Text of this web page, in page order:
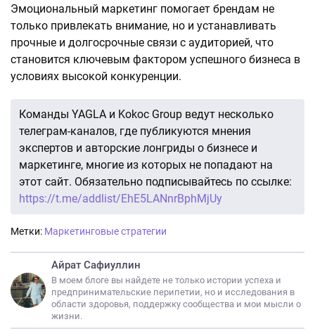
Эмоциональный маркетинг помогает брендам не
только привлекать внимание, но и устанавливать
прочные и долгосрочные связи с аудиторией, что
становится ключевым фактором успешного бизнеса в
условиях высокой конкуренции.
Команды YAGLA и Kokoc Group ведут несколько
телеграм-каналов, где публикуются мнения
экспертов и авторские лонгриды о бизнесе и
маркетинге, многие из которых не попадают на
этот сайт. Обязательно подписывайтесь по ссылке:
https://t.me/addlist/EhE5LANnrBphMjUy
Метки: Маркетинговые стратегии
Айрат Сафиуллин
В моем блоге вы найдете не только истории успеха и
предпринимательские перипетии, но и исследования в
области здоровья, поддержку сообщества и мои мысли о
жизни.